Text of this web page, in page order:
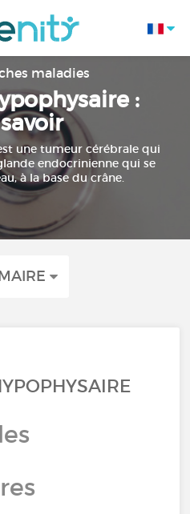
maladies
:
une tumeur cérébrale qui
endocrinienne qui se
à la base du crâne.